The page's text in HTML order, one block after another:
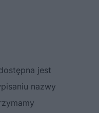
jest
nazwy